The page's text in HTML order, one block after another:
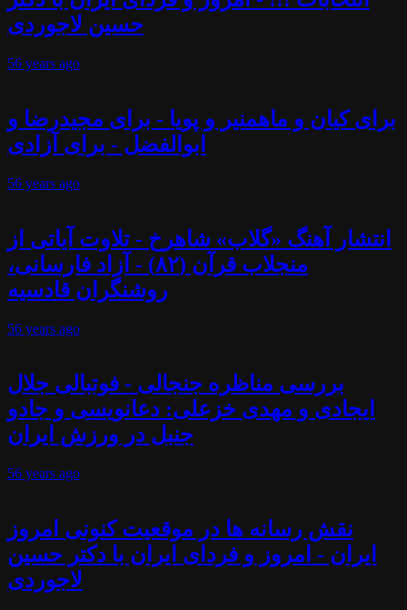
حسین لاجوردی
56 years ago
برای کیان و ماهمنیر و پویا - برای مجیدرضا و
ابوالفضل - برای آزادی
56 years ago
انتشار آهنگ «گلاب» شاهرخ - تلاوت آیاتی از
منجلاب قرآن (۸۲) - آزاد فارسانی،
روشنگران قادسیه
56 years ago
بررسی مناظره جنجالی - فوتبالی جلال
ایجادی و مهدی خزعلی: دعانویسی و جادو
جنبل در ورزش ایران
56 years ago
نقش رسانه ها در موقعیت کنونی امروز
ایران - امروز و فردای ایران با دکتر حسین
لاجوردی